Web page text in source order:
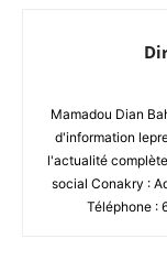
Mamadou Dian
d'information
l'actualité
social Conakry :
Téléphone :